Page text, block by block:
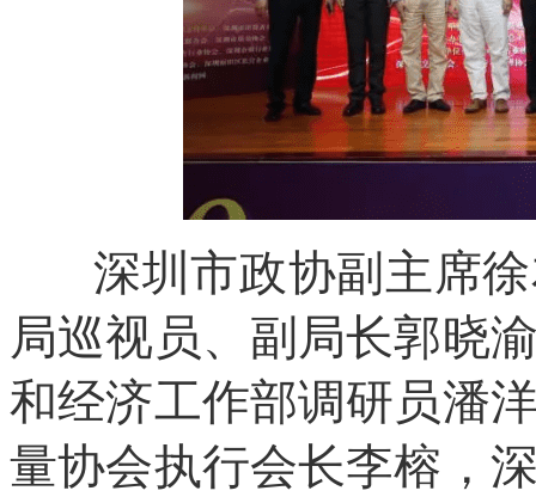
深圳市政协副主席徐
局巡视员、副局长郭晓
和经济工作部调研员潘
量协会执行会长李榕，